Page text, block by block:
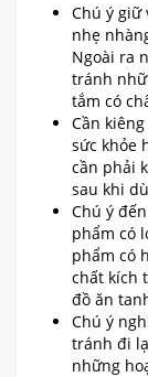
Chú ý giữ
nhẹ
Ngoài ra
tránh
tắm có
Cần
sức khỏe
cần phải
sau khi
Chú ý
phẩm có
phẩm có
chất kích
đồ ăn
Chú ý
tránh đi
những